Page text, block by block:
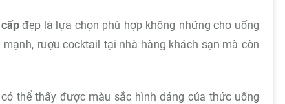
đẹp là lựa chọn phù hợp không những cho uống
rượu cocktail tại nhà hàng khách sạn mà còn
thể thấy được màu sắc hình dáng của thức uống